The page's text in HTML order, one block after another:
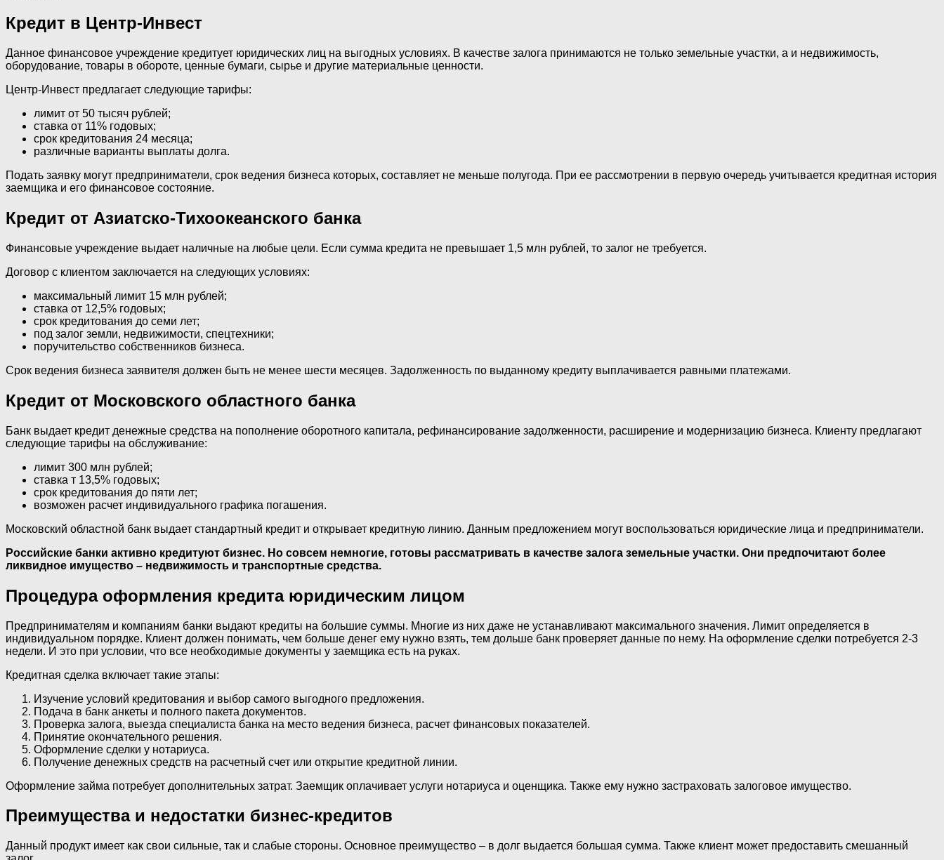
Кредит в Центр-Инвест
Данное финансовое учреждение кредитует юридических лиц на выгодных условиях. В качестве залога принимаются не только земельные участки, а и недвижимость,
оборудование, товары в обороте, ценные бумаги, сырье и другие материальные ценности.
Центр-Инвест предлагает следующие тарифы:
лимит от 50 тысяч рублей;
ставка от 11% годовых;
срок кредитования 24 месяца;
различные варианты выплаты долга.
Подать заявку могут предприниматели, срок ведения бизнеса которых, составляет не меньше полугода. При ее рассмотрении в первую очередь учитывается кредитная история
заемщика и его финансовое состояние.
Кредит от Азиатско-Тихоокеанского банка
Финансовые учреждение выдает наличные на любые цели. Если сумма кредита не превышает 1,5 млн рублей, то залог не требуется.
Договор с клиентом заключается на следующих условиях:
максимальный лимит 15 млн рублей;
ставка от 12,5% годовых;
срок кредитования до семи лет;
под залог земли, недвижимости, спецтехники;
поручительство собственников бизнеса.
Срок ведения бизнеса заявителя должен быть не менее шести месяцев. Задолженность по выданному кредиту выплачивается равными платежами.
Кредит от Московского областного банка
Банк выдает кредит денежные средства на пополнение оборотного капитала, рефинансирование задолженности, расширение и модернизацию бизнеса. Клиенту предлагают
следующие тарифы на обслуживание:
лимит 300 млн рублей;
ставка т 13,5% годовых;
срок кредитования до пяти лет;
возможен расчет индивидуального графика погашения.
Московский областной банк выдает стандартный кредит и открывает кредитную линию. Данным предложением могут воспользоваться юридические лица и предприниматели.
Российские банки активно кредитуют бизнес. Но совсем немногие, готовы рассматривать в качестве залога земельные участки. Они предпочитают более
ликвидное имущество – недвижимость и транспортные средства.
Процедура оформления кредита юридическим лицом
Предпринимателям и компаниям банки выдают кредиты на большие суммы. Многие из них даже не устанавливают максимального значения. Лимит определяется в
индивидуальном порядке. Клиент должен понимать, чем больше денег ему нужно взять, тем дольше банк проверяет данные по нему. На оформление сделки потребуется 2-3
недели. И это при условии, что все необходимые документы у заемщика есть на руках.
Кредитная сделка включает такие этапы:
Изучение условий кредитования и выбор самого выгодного предложения.
Подача в банк анкеты и полного пакета документов.
Проверка залога, выезда специалиста банка на место ведения бизнеса, расчет финансовых показателей.
Принятие окончательного решения.
Оформление сделки у нотариуса.
Получение денежных средств на расчетный счет или открытие кредитной линии.
Оформление займа потребует дополнительных затрат. Заемщик оплачивает услуги нотариуса и оценщика. Также ему нужно застраховать залоговое имущество.
Преимущества и недостатки бизнес-кредитов
Данный продукт имеет как свои сильные, так и слабые стороны. Основное преимущество – в долг выдается большая сумма. Также клиент может предоставить смешанный